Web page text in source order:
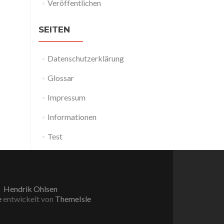
Veröffentlichen
SEITEN
Datenschutzerklärung
Glossar
Impressum
Informationen
Test
Hendrik Ohlsen
entwickelt von ThemeIsle